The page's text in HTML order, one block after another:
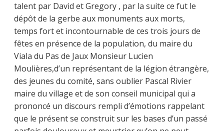
talent par David et Gregory , par la suite ce fut le
dépôt de la gerbe aux monuments aux morts,
temps fort et incontournable de ces trois jours de
fêtes en présence de la population, du maire du
Viala du Pas de Jaux Monsieur Lucien
Moulières,d’un représentant de la légion étrangère,
des jeunes du comité, sans oublier Pascal Rivier
maire du village et de son conseil municipal qui a
prononcé un discours rempli d’émotions rappelant
que le présent se construit sur les bases d’un passé